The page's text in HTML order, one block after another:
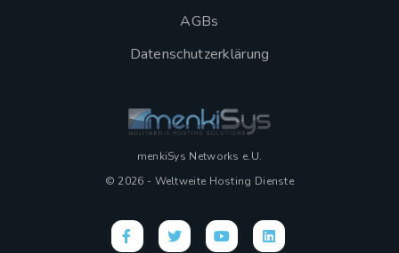
AGBs
Datenschutzerklärung
menkiSys Networks e.U.
© 2026 - Weltweite Hosting Dienste